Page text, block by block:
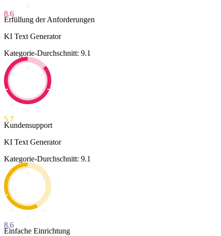
8.6
Erfüllung der Anforderungen
KI Text Generator
Kategorie-Durchschnitt: 9.1
5.7
Kundensupport
KI Text Generator
Kategorie-Durchschnitt: 9.1
8.6
Einfache Einrichtung